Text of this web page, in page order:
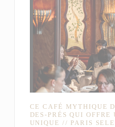
CE CAFÉ MYTHIQUE
DES-PRÉS QUI OFFRE
UNIQUE // PARIS